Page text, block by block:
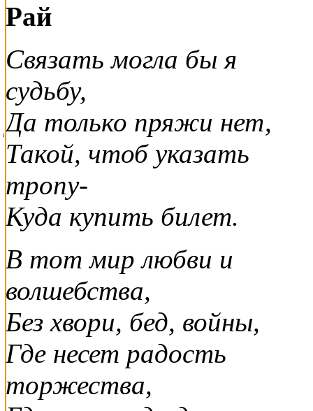
Рай
Связать могла бы я
судьбу,
Да только пряжи нет,
Такой, чтоб указать
тропу-
Куда купить билет.
В тот мир любви и
волшебства,
Без хвори, бед, войны,
Где несет радость
торжества,